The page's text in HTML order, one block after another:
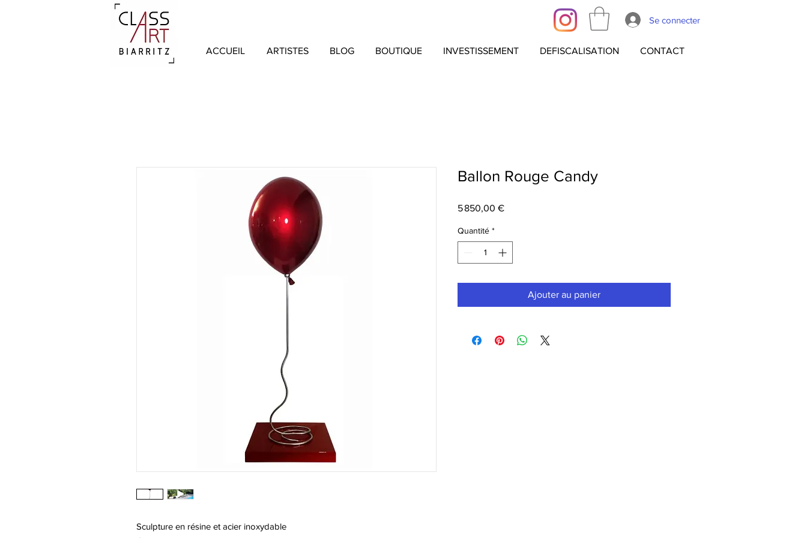
Se connecter
ACCUEIL ARTISTES BLOG BOUTIQUE INVESTISSEMENT DEFISCALISATION CONTACT
Sculpture en résine et acier inoxydable
Ballon Rouge Candy
5 850,00 €Prix
Quantité *
Ajouter au panier